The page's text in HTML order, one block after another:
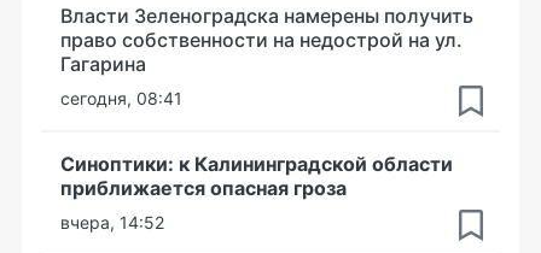
Власти Зеленоградска намерены получить
право собственности на недострой на ул.
Гагарина
сегодня, 08:41
Синоптики: к Калининградской области
приближается опасная гроза
вчера, 14:52